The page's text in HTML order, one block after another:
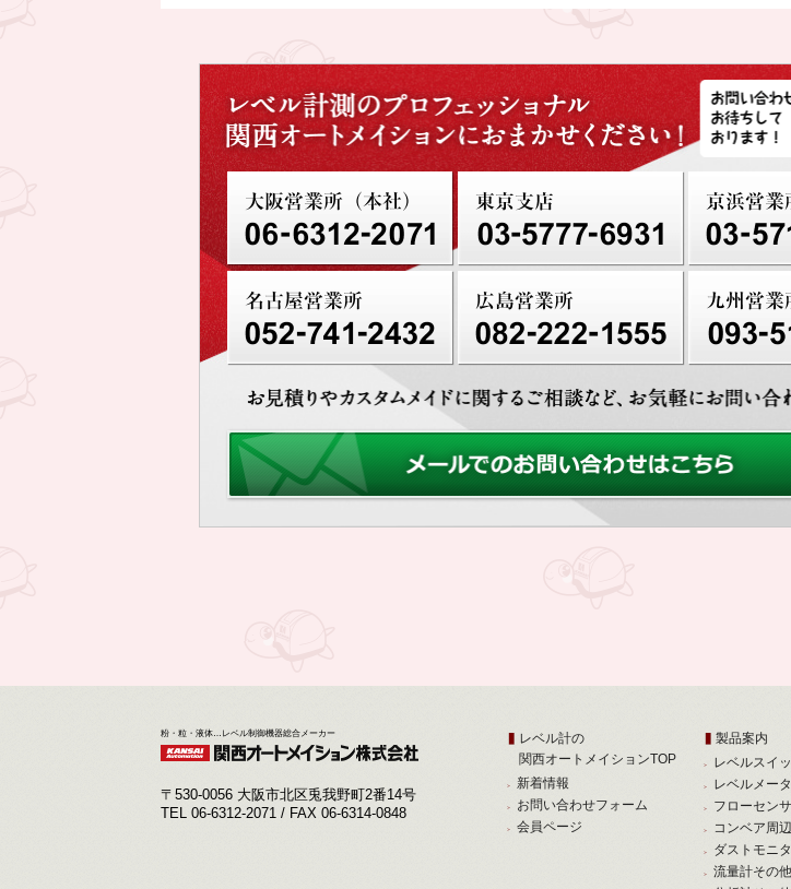
粉・粒・液体…レベル制御機器総合メーカー
〒530-0056 大阪市北区兎我野町2番14号
TEL 06-6312-2071 / FAX 06-6314-0848
レベル計の
関西オートメイションTOP
新着情報
お問い合わせフォーム
会員ページ
製品案内
レベルスイ
レベルメータ
フローセンサ
コンベア周
ダストモニ
流量計その他